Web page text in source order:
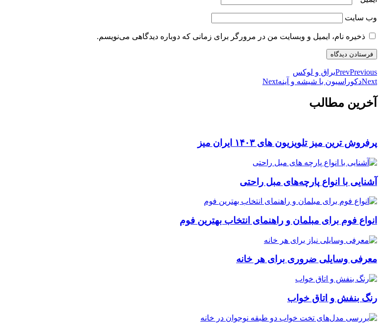
وب‌ سایت
ذخیره نام، ایمیل و وبسایت من در مرورگر برای زمانی که دوباره دیدگاهی می‌نویسم.
PrevPrevious
براق و لوکس
Nextدکوراسیون با شیشه و آینهNext
آخرین مطالب
پرفروش ترین میز تلویزیون های ۱۴۰۳ ایران میز
آشنایی با انواع پارچه‌های مبل راحتی
انواع فوم برای مبلمان و راهنمای انتخاب بهترین فوم
معرفی وسایلی ضروری برای هر خانه
رنگ بنفش و اتاق خواب